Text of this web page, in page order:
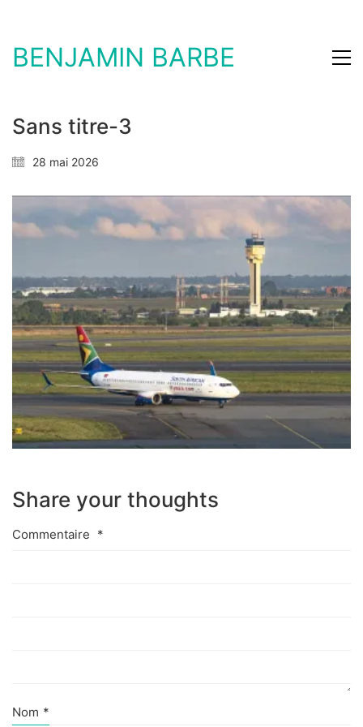
BENJAMIN BARBE
Sans titre-3
28 mai 2026
Share your thoughts
Commentaire *
Nom *